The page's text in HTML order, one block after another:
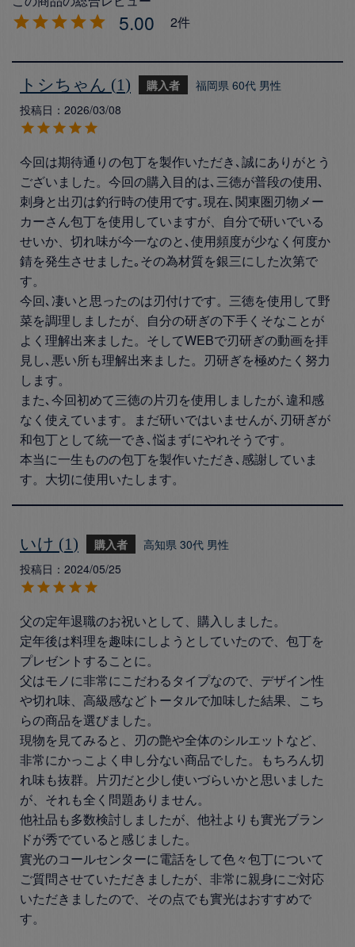
5.00 2
トシちゃん 1 購入者 福岡県 60代 男性
投稿日
2026/03/08
今回は期待通りの包丁を製作いただき､誠にありがとう
ございました。今回の購入目的は､三徳が普段の使用､
刺身と出刃は釣行時の使用です｡現在､関東圏刃物メー
カーさん包丁を使用していますが、自分で研いでいる
せいか、切れ味が今一なのと､使用頻度が少なく何度か
錆を発生させました｡その為材質を銀三にした次第で
す。
今回､凄いと思ったのは刃付けです。三徳を使用して野
菜を調理しましたが、自分の研ぎの下手くそなことが
よく理解出来ました。そしてWEBで刃研ぎの動画を拝
見し､悪い所も理解出来ました。刃研ぎを極めたく努力
します。
また､今回初めて三徳の片刃を使用しましたが､違和感
なく使えています。まだ研いではいませんが､刃研ぎが
和包丁として統一でき､悩まずにやれそうです。
本当に一生ものの包丁を製作いただき､感謝していま
す。大切に使用いたします。
いけ 1 購入者 高知県 30代 男性
投稿日
2024/05/25
父の定年退職のお祝いとして、購入しました。
定年後は料理を趣味にしようとしていたので、包丁を
プレゼントすることに。
父はモノに非常にこだわるタイプなので、デザイン性
や切れ味、高級感などトータルで加味した結果、こち
らの商品を選びました。
現物を見てみると、刃の艶や全体のシルエットなど、
非常にかっこよく申し分ない商品でした。もちろん切
れ味も抜群。片刃だと少し使いづらいかと思いました
が、それも全く問題ありません。
他社品も多数検討しましたが、他社よりも實光ブラン
ドが秀でていると感じました。
實光のコールセンターに電話をして色々包丁について
ご質問させていただきましたが、非常に親身にご対応
いただきましたので、その点でも實光はおすすめで
す。